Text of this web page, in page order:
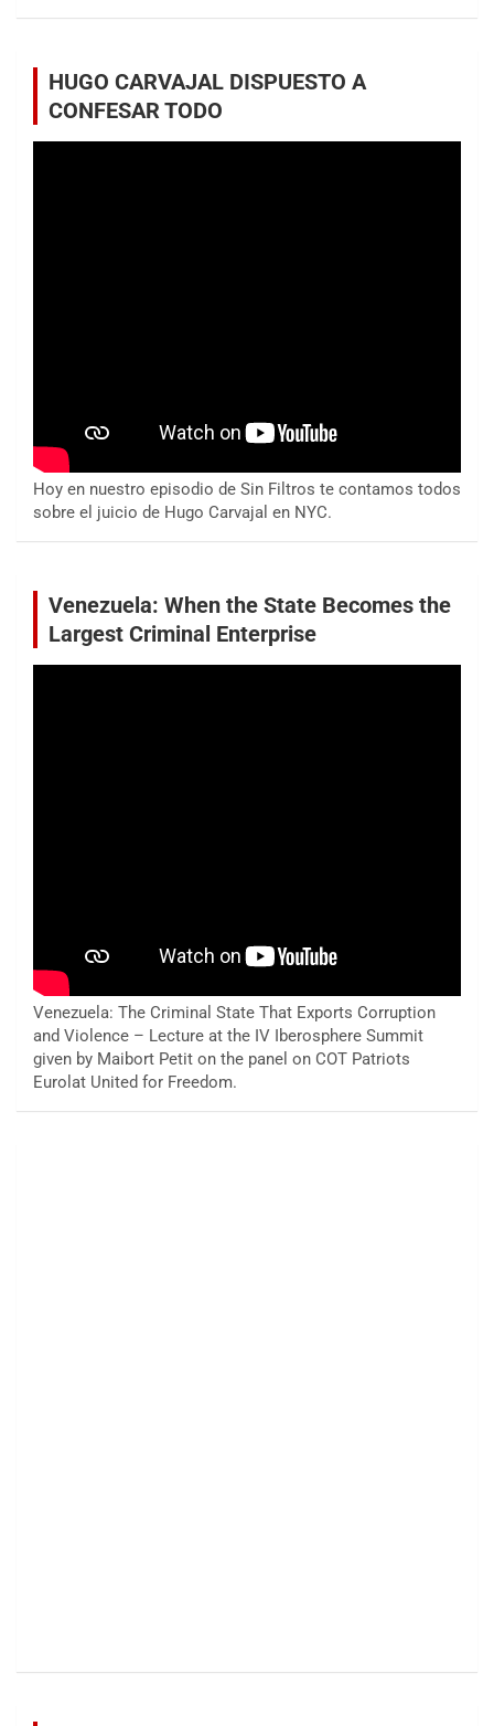
HUGO CARVAJAL DISPUESTO A
CONFESAR TODO
Hoy en nuestro episodio de Sin Filtros te contamos todos
sobre el juicio de Hugo Carvajal en NYC.
Venezuela: When the State Becomes the
Largest Criminal Enterprise
Venezuela: The Criminal State That Exports Corruption
and Violence – Lecture at the IV Iberosphere Summit
given by Maibort Petit on the panel on COT Patriots
Eurolat United for Freedom.